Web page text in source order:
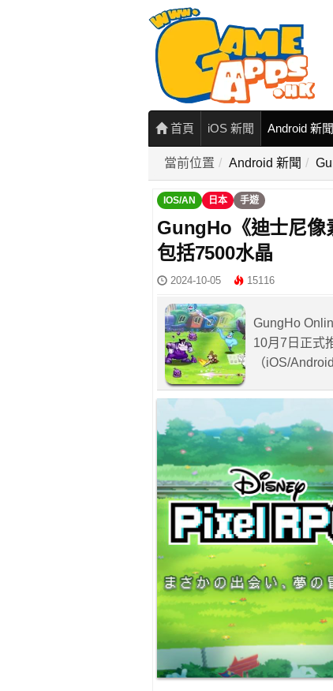
首頁 iOS 新聞 Android 新聞
當前位置 Android 新聞
IOS/AN 日本 手遊
GungHo《迪士尼像
包括7500水晶
2024-10-05 15116
GungHo
10月7日正式
（iOS/